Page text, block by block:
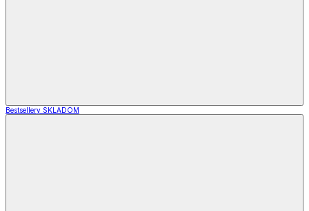
Bestsellery SKLADOM